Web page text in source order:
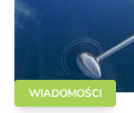
WIADOMOŚCI